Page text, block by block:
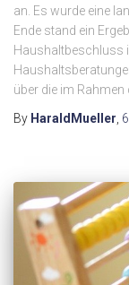
an. Es wurde eine
Ende stand ein
Haushaltbeschluss
über die im
By HaraldMueller,